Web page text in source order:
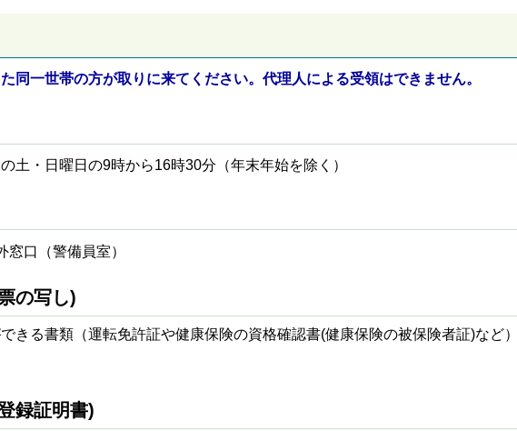
同一世帯の方が取りに来てください。代理人による受領はできません。
土・日曜日の9時から16時30分（年末年始を除く）
口（警備員室）
の写し)
きる書類（運転免許証や健康保険の資格確認書(健康保険の被保険者証)など）
録証明書)